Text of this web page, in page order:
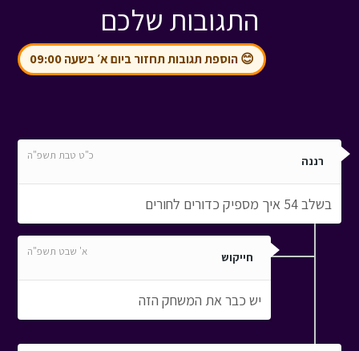
התגובות שלכם
😊 הוספת תגובות תחזור ביום א׳ בשעה 09:00
רננה כ"ט טבת תשפ"ה
בשלב 54 איך מספיק כדורים לחורים
חייקוש א' שבט תשפ"ה
יש כבר את המשחק הזה